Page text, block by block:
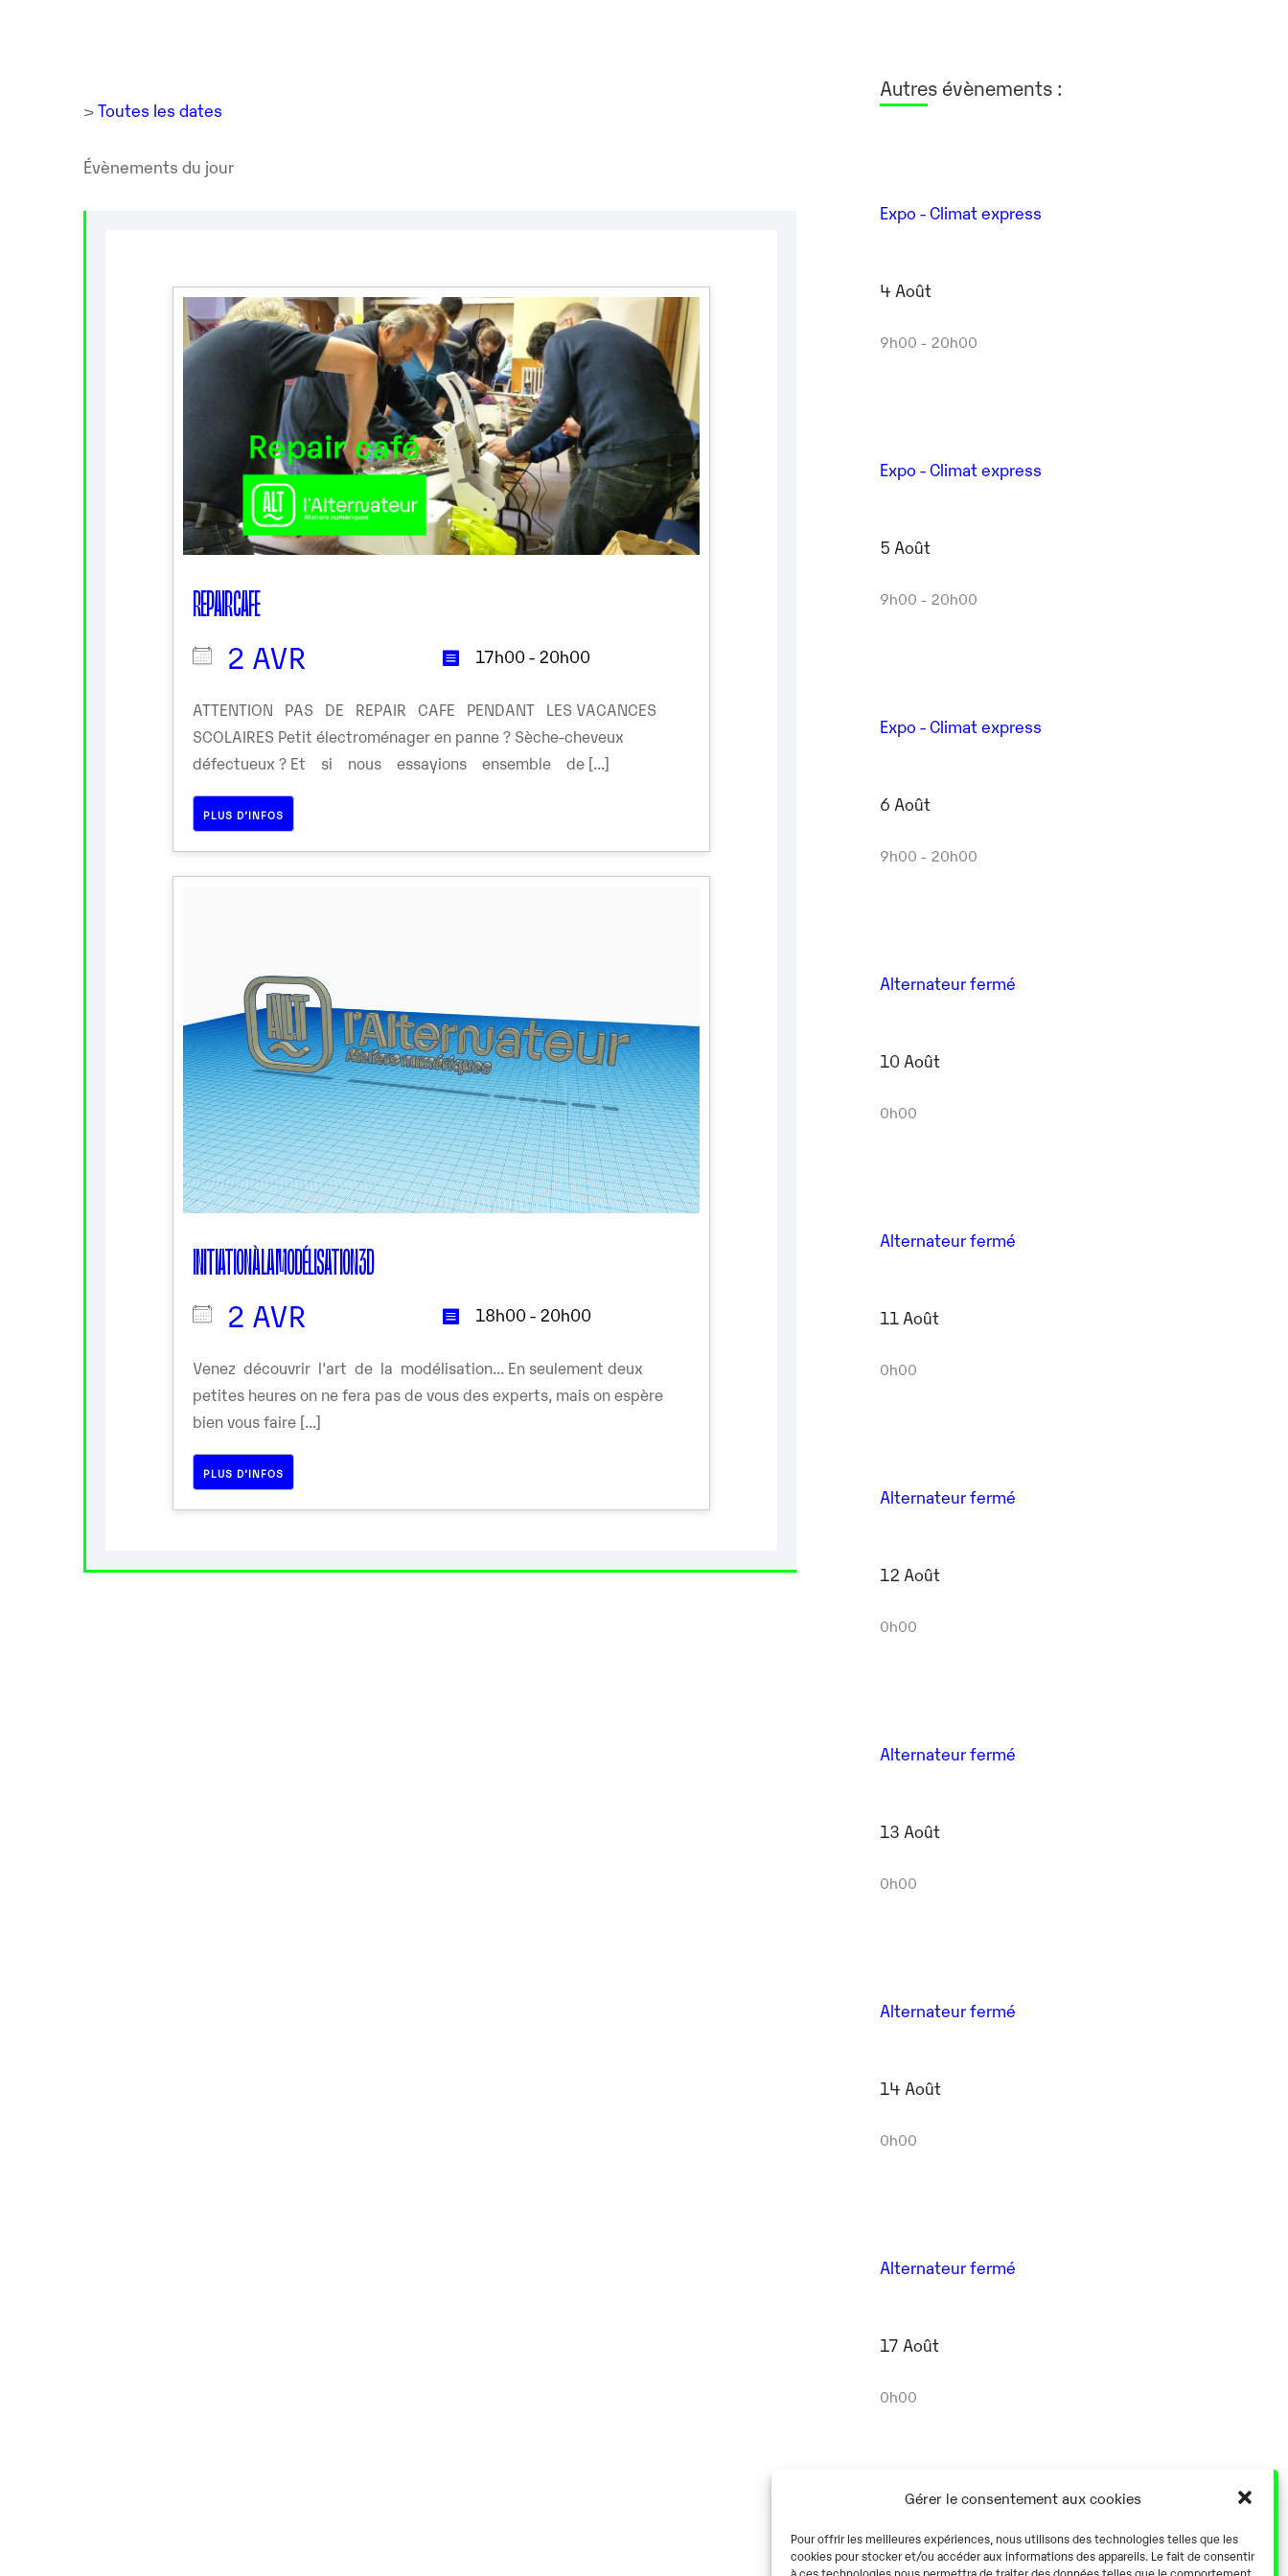
Gérer le consentement aux cookies
Pour offrir les meilleures expériences, nous utilisons des technologies telles que les
cookies pour stocker et/ou accéder aux informations des appareils. Le fait de consentir
à ces technologies nous permettra de traiter des données telles que le comportement
> Toutes les dates
Évènements du jour
REPAIR CAFE
2 AVR 17h00 - 20h00
ATTENTION PAS DE REPAIR CAFE PENDANT LES VACANCES
SCOLAIRES Petit électroménager en panne ? Sèche-cheveux
défectueux ? Et si nous essayions ensemble de [...]
PLUS D’INFOS
INITIATION À LA MODÉLISATION 3D
2 AVR 18h00 - 20h00
Venez découvrir l'art de la modélisation... En seulement deux
petites heures on ne fera pas de vous des experts, mais on espère
bien vous faire [...]
PLUS D’INFOS
Autres évènements :
Expo - Climat express
4 Août
9h00 - 20h00
Expo - Climat express
5 Août
9h00 - 20h00
Expo - Climat express
6 Août
9h00 - 20h00
Alternateur fermé
10 Août
0h00
Alternateur fermé
11 Août
0h00
Alternateur fermé
12 Août
0h00
Alternateur fermé
13 Août
0h00
Alternateur fermé
14 Août
0h00
Alternateur fermé
17 Août
0h00